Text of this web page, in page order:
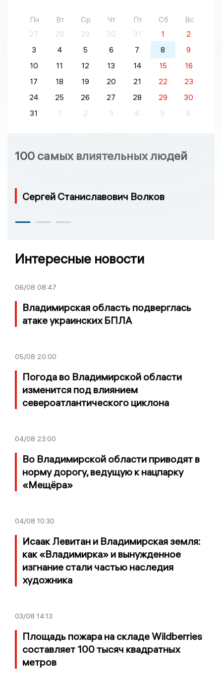
Пн Вт Ср Чт Пт Сб
Вс
27
28 29 30 31 1
2
3
4 5 6 7 8
9
10
11 12 13 14 15
16
17
18 19 20 21 22
23
24
25 26 27 28 29
30
31
1 2 3 4 5 6
100 самых влиятельных людей
Сергей Станиславович Волков
Интересные новости
06/08 08:47
Владимирская область подверглась
атаке украинских БПЛА
05/08 20:00
Погода во Владимирской области
изменится под влиянием
североатлантического циклона
04/08 23:00
Во Владимирской области приводят в
норму дорогу, ведущую к нацпарку
«Мещёра»
04/08 10:30
Исаак Левитан и Владимирская земля:
как «Владимирка» и вынужденное
изгнание стали частью наследия
художника
03/08 14:13
Площадь пожара на складе Wildberries
составляет 100 тысяч квадратных
метров